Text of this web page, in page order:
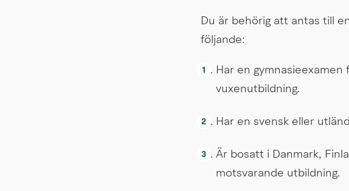
Du är behörig att antas till
följande:
Har en gymnasieexamen
vuxenutbildning.
Har en svensk eller
Är bosatt i Danmark,
motsvarande utbildning.